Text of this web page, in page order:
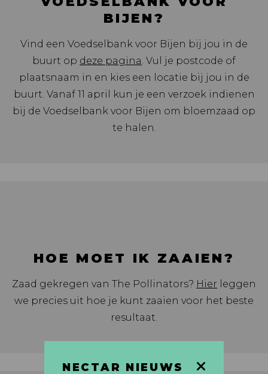
BIJEN?
Vind een Voedselbank voor Bijen bij jou in de
buurt op deze pagina. Vul je postcode of
plaatsnaam in en kies een locatie bij jou in de
buurt. Vanaf 11 april kun je een verzoek indienen
bij de Voedselbank voor Bijen om bloemzaad op
te halen.
HOE MOET IK ZAAIEN?
Zaad gekregen van The Pollinators? Hier leggen
we precies uit hoe je kunt zaaien voor het beste
resultaat.
NECTAR NIEUWS